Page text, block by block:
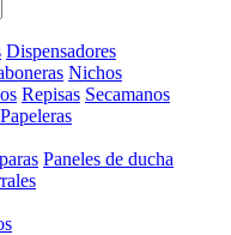
Dispensadores
Nichos
Repisas Secamanos
Papeleras
Paneles de ducha